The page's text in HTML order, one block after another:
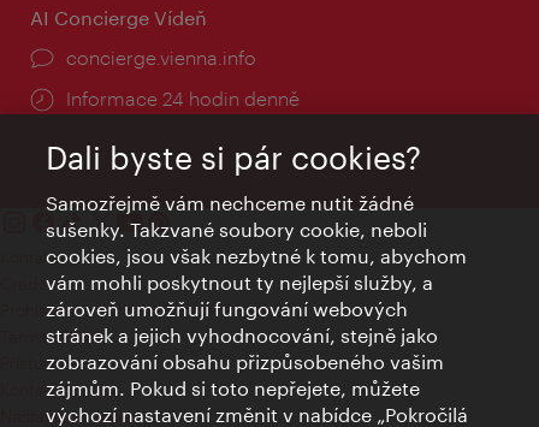
AI Concierge Vídeň
concierge.vienna.info
Informace 24 hodin denně
Kontakty
Credits
Prohlášení o ochraně osobních údajů
Terms of Use
Přístupnost
Kontakt pro tisk
Nastavení cookies
Dali byste si pár cookies?
Samozřejmě vám nechceme nutit žádné
sušenky. Takzvané soubory cookie, neboli
cookies, jsou však nezbytné k tomu, abychom
vám mohli poskytnout ty nejlepší služby, a
zároveň umožňují fungování webových
stránek a jejich vyhodnocování, stejně jako
zobrazování obsahu přizpůsobeného vašim
zájmům. Pokud si toto nepřejete, můžete
výchozí nastavení změnit v nabídce „Pokročilá